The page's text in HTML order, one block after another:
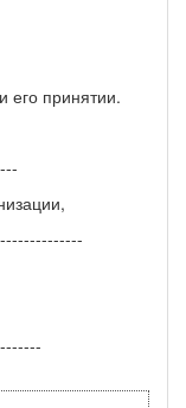
его принятии.